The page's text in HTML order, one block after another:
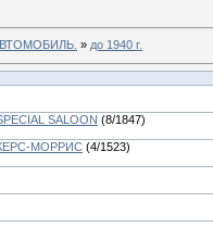
» до 1940 г.
SALOON (8/1847)
МОРРИС (4/1523)